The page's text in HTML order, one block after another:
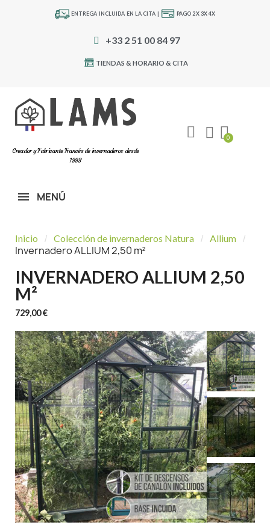
ENTREGA INCLUIDA EN LA CITA | PAGO 2X 3X 4X
+33 2 51 00 84 97
TIENDAS & HORARIO & CITA
Creador y Fabricante Francés de invernaderos desde
1993
MENÚ
Inicio Colección de invernaderos Natura Allium
Invernadero ALLIUM 2,50 m²
INVERNADERO ALLIUM 2,50
M²
729,00 €